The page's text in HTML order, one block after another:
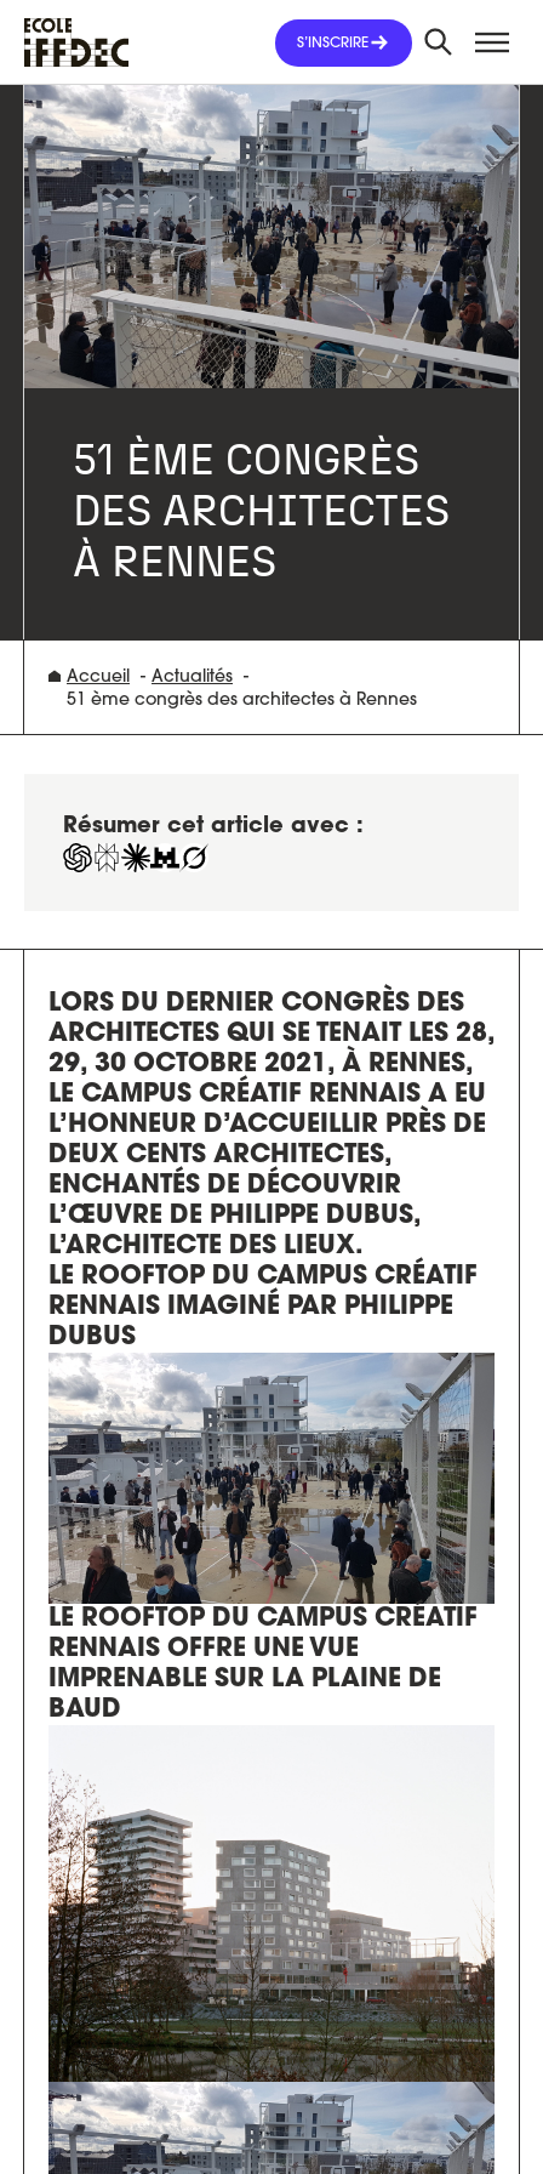
contenu
S’INSCRIRE
51 ÈME CONGRÈS
DES ARCHITECTES
À RENNES
Accueil
Actualités
51 ème congrès des architectes à Rennes
Résumer cet article avec :
LORS DU DERNIER CONGRÈS DES
ARCHITECTES QUI SE TENAIT LES 28,
29, 30 OCTOBRE 2021, À RENNES,
LE CAMPUS CRÉATIF RENNAIS A EU
L’HONNEUR D’ACCUEILLIR PRÈS DE
DEUX CENTS ARCHITECTES,
ENCHANTÉS DE DÉCOUVRIR
L’ŒUVRE DE PHILIPPE DUBUS,
L’ARCHITECTE DES LIEUX.
LE ROOFTOP DU CAMPUS CRÉATIF
RENNAIS IMAGINÉ PAR PHILIPPE
DUBUS
LE ROOFTOP DU CAMPUS CRÉATIF
RENNAIS OFFRE UNE VUE
IMPRENABLE SUR LA PLAINE DE
BAUD